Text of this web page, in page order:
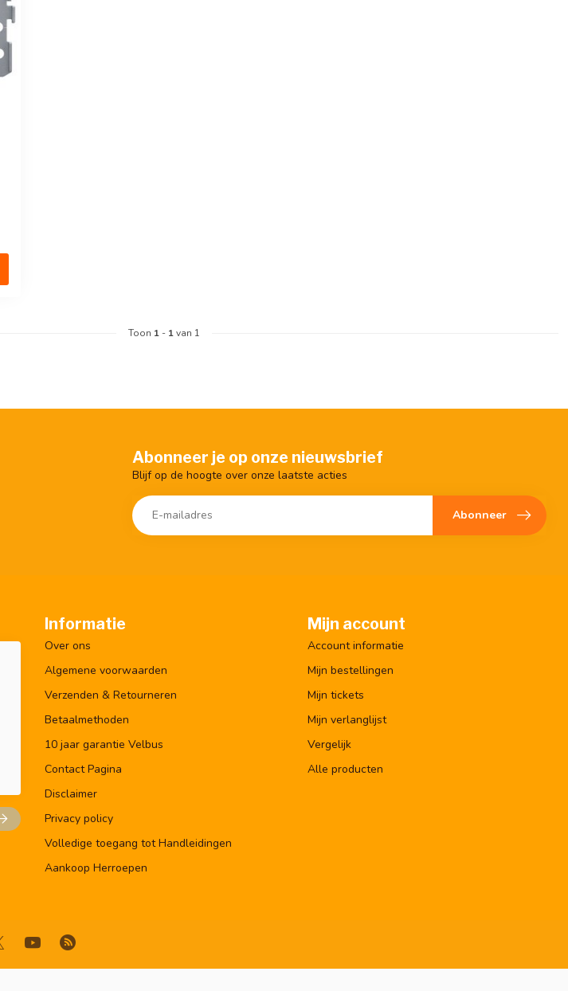
Toon 1 - 1van 1
Abonneer je op onze nieuwsbrief
Blijf op de hoogte over onze laatste acties
Abonneer
Informatie
Over ons
Algemene voorwaarden
Verzenden & Retourneren
Betaalmethoden
10 jaar garantie Velbus
Contact Pagina
Disclaimer
Privacy policy
Volledige toegang tot Handleidingen
Aankoop Herroepen
Mijn account
Account informatie
Mijn bestellingen
Mijn tickets
Mijn verlanglijst
Vergelijk
Alle producten